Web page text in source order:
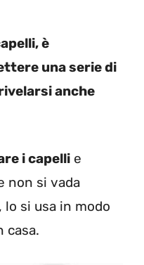
è
una serie di
anche
i capelli e
non si vada
lo si usa in modo
casa.